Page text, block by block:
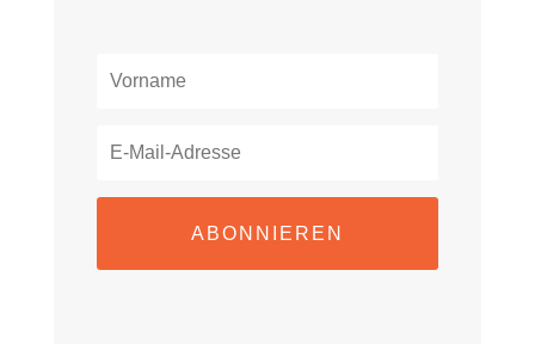
ABONNIEREN